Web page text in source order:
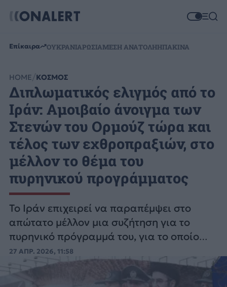
Επίκαιρα ΟΥΚΡΑΝΙΑΡΩΣΙΑΜΕΣΗ ΑΝΑΤΟΛΗΗΠΑΚΙΝΑ
HOME ΚΟΣΜΟΣ
Διπλωματικός ελιγμός από το
Ιράν: Αμοιβαίο άνοιγμα των
Στενών του Ορμούζ τώρα και
τέλος των εχθροπραξιών, στο
μέλλον το θέμα του
πυρηνικού προγράμματος
Το Ιράν επιχειρεί να παραπέμψει στο
απώτατο μέλλον μια συζήτηση για το
πυρηνικό πρόγραμμά του, για το οποίο
υπάρχουν και εσωτερικά προβλήματα
ανάμεσα στους «σκληροπυρηνικούς» και
27 ΑΠΡ. 2026, 11:58